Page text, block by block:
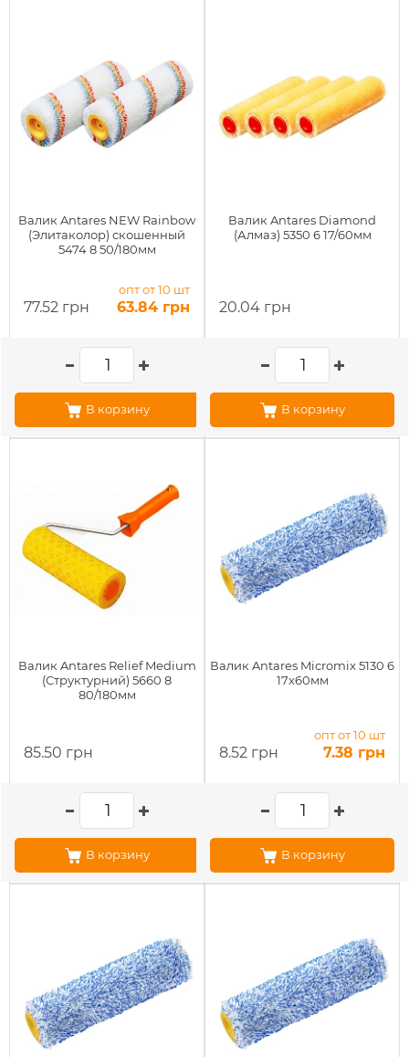
Валик Antares NEW Rainbow
(Элитаколор) скошенный
5474 8 50/180мм
77.52 грн
опт от 10 шт
63.84 грн
В корзину
Валик Antares Diamond
(Алмаз) 5350 6 17/60мм
20.04 грн
В корзину
Валик Antares Relief Medium
(Структурний) 5660 8
80/180мм
85.50 грн
В корзину
Валик Antares Micromix 5130 6
17х60мм
8.52 грн
опт от 10 шт
7.38 грн
В корзину